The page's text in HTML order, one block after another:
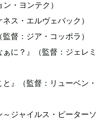
・ヨンテク）
ス・エルヴェバック）
督：ジア・コッポラ）
に？』（監督：ジェレミ
』（監督：リューベン・
～ジャイルス・ピーターソ